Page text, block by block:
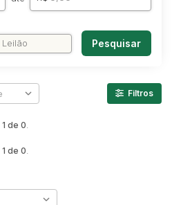
Pesquisar
1 de 0.
Filtros
1 de 0.